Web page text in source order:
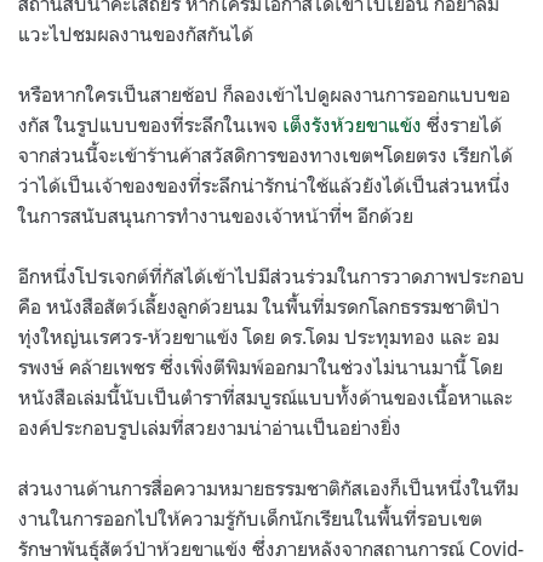
แวะไปชมผลงานของกัสกันได้
หรือหากใครเป็นสายช้อป ก็ลองเข้าไปดูผลงานการออกแบบขอ
งกัส ในรูปแบบของที่ระลึกในเพจ เต็งรังห้วยขาแข้ง ซึ่งรายได้
จากส่วนนี้จะเข้าร้านค้าสวัสดิการของทางเขตฯโดยตรง เรียกได้
ว่าได้เป็นเจ้าของของที่ระลึกน่ารักน่าใช้แล้วยังได้เป็นส่วนหนึ่ง
ในการสนับสนุนการทำงานของเจ้าหน้าที่ฯ อีกด้วย
อีกหนึ่งโปรเจกต์ที่กัสได้เข้าไปมีส่วนร่วมในการวาดภาพประกอบ
คือ หนังสือสัตว์เลี้ยงลูกด้วยนม ในพื้นที่มรดกโลกธรรมชาติป่า
ทุ่งใหญ่นเรศวร-ห้วยขาแข้ง โดย ดร.โดม ประทุมทอง และ อม
รพงษ์ คล้ายเพชร ซึ่งเพิ่งตีพิมพ์ออกมาในช่วงไม่นานมานี้ โดย
หนังสือเล่มนี้นับเป็นตำราที่สมบูรณ์แบบทั้งด้านของเนื้อหาและ
องค์ประกอบรูปเล่มที่สวยงามน่าอ่านเป็นอย่างยิ่ง
ส่วนงานด้านการสื่อความหมายธรรมชาติกัสเองก็เป็นหนึ่งในทีม
งานในการออกไปให้ความรู้กับเด็กนักเรียนในพื้นที่รอบเขต
รักษาพันธุ์สัตว์ป่าห้วยขาแข้ง ซึ่งภายหลังจากสถานการณ์ Covid-